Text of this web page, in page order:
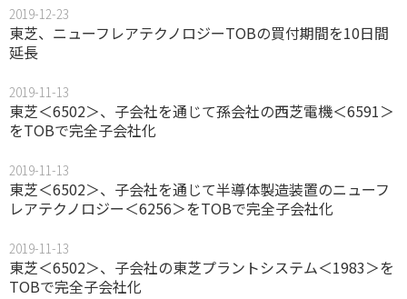
2019-12-23
東芝、ニューフレアテクノロジーTOBの買付期間を10日間
延長
2019-11-13
東芝＜6502＞、子会社を通じて孫会社の西芝電機＜6591＞
をTOBで完全子会社化
2019-11-13
東芝＜6502＞、子会社を通じて半導体製造装置のニューフ
レアテクノロジー＜6256＞をTOBで完全子会社化
2019-11-13
東芝＜6502＞、子会社の東芝プラントシステム＜1983＞を
TOBで完全子会社化